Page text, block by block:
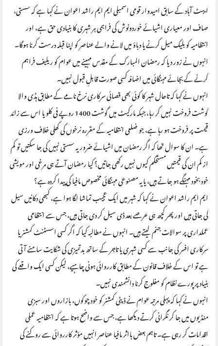
ایبٹ آباد کے سابق امیدوار قومی اسمبلی ایم ایم راشد اعوان نے کہا ہے کہ سستی،
صاف اور معیاری اشیائے خوردونوش کی فراہمی ہر شہری کا بنیادی حق ہے، اور
انتظامیہ کو بلیک میل کرنے یا دباؤ میں لانے والے عناصر کو اپنا قبلہ درست کرنا ہوگا۔
انہوں نے زور دیا کہ رمضان المبارک کے مقدس مہینے میں عوام کو ریلیف فراہم
کرنے کے بجائے مہنگائی میں اضافہ کسی صورت قابلِ قبول نہیں۔
انہوں نے کہا کہ تاحال شہر کا کوئی بھی قصائی سرکاری نرخ نامے کے مطابق ہڈی والا
گوشت فروخت نہیں کر رہا، جبکہ مارکیٹ میں گوشت 1400 روپے فی کلو یا اس سے زائد
قیمت پر فروخت ہو رہا ہے، جو ضلعی انتظامیہ کے مقررہ نرخوں کی کھلی خلاف ورزی
ہے۔ ان کا سوال تھا کہ اگر رمضان میں اشیائے ضروریہ سستی نہیں کی جا سکتیں تو کم
از کم ان کی قیمتیں مستحکم کیوں نہیں رکھی جاتیں؟ کیا رمضان آتے ہی مرغی اور مویشی
خود بخود مہنگے ہو جاتے ہیں، یا یہ مصنوعی مہنگائی مخصوص مافیا کی پیدا کردہ ہے؟
ایم ایم راشد اعوان نے کہا کہ شہر میں ایک عجیب تماشا لگا ہوا ہے، کبھی دکانیں سیل
کی جاتی ہیں اور پھر کچھ ہی عرصے بعد ڈی سیل کر دی جاتی ہیں، جس سے انتظامی
عملداری پر سوالات جنم لیتے ہیں۔ انہوں نے مطالبہ کیا کہ اگر کسی اسسٹنٹ کمشنر یا
سرکاری افسر کی جانب سے کسی شہری یا تاجر کے ساتھ بدتمیزی کی شکایت سامنے آتی
ہے تو اس کے خلاف قانون کے مطابق کارروائی ہونی چاہیے، لیکن کسی ایک واقعے کی
بنیاد پر پورے نظام کو مفلوج کرنا دانشمندی نہیں۔
انہوں نے کہا کہ پہلی مرتبہ عوام نے ڈپٹی کمشنر کو خود چوکوں، بازاروں اور سبزی
منڈیوں میں جا کر نگرانی کرتے دیکھا ہے، جس سے واضح ہوتا ہے کہ انتظامیہ عملی
اقدامات کر رہی ہے۔ تاہم بعض بااثر مافیا عناصر انہیں مؤثر کارروائی سے روکنے کی